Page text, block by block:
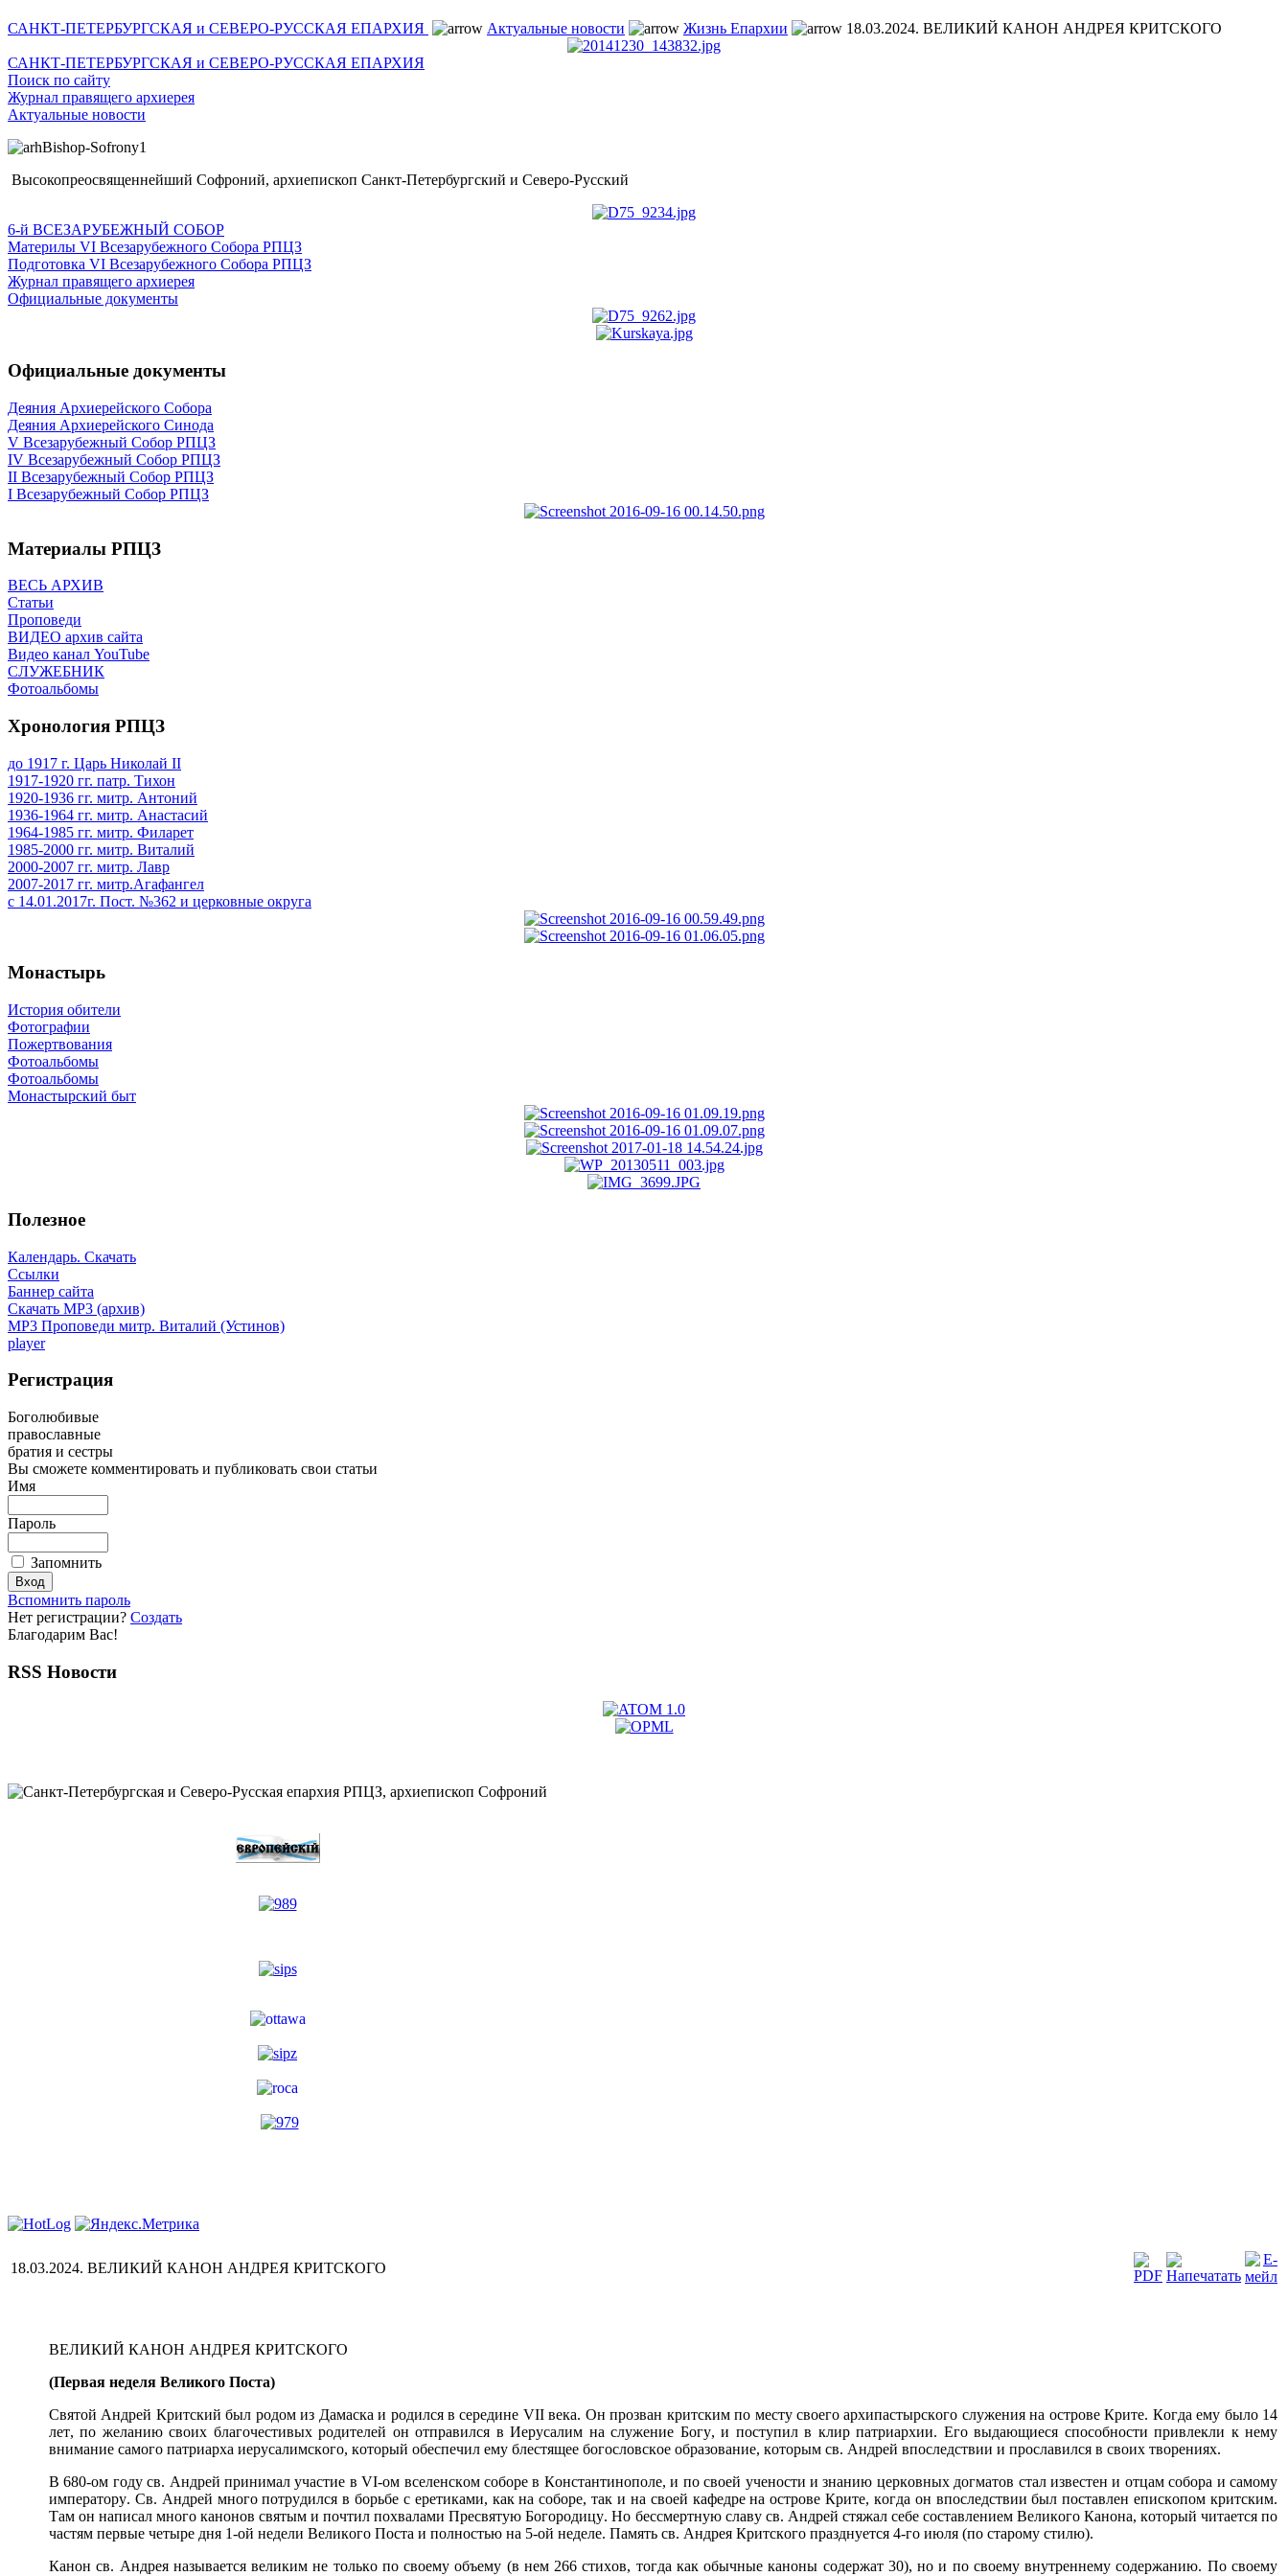
САНКТ-ПЕТЕРБУРГСКАЯ и СЕВЕРО-РУССКАЯ ЕПАРХИЯ Актуальные новости Жизнь Епархии 18.03.2024. ВЕЛИКИЙ КАНОН АНДРЕЯ КРИТСКОГО
САНКТ-ПЕТЕРБУРГСКАЯ и СЕВЕРО-РУССКАЯ ЕПАРХИЯ
Поиск по сайту
Журнал правящего архиерея
Актуальные новости
Высокопреосвященнейший Софроний, архиепископ Санкт-Петербургский и Северо-Русский
6-й ВСЕЗАРУБЕЖНЫЙ СОБОР
Материлы VI Всезарубежного Собора РПЦЗ
Подготовка VI Всезарубежного Собора РПЦЗ
Журнал правящего архиерея
Официальные документы
Официальные документы
Деяния Архиерейского Собора
Деяния Архиерейского Синода
V Всезарубежный Собор РПЦЗ
IV Всезарубежный Собор РПЦЗ
II Всезарубежный Собор РПЦЗ
I Всезарубежный Собор РПЦЗ
Материалы РПЦЗ
ВЕСЬ АРХИВ
Статьи
Проповеди
ВИДЕО архив сайта
Видео канал YouTube
СЛУЖЕБНИК
Фотоальбомы
Хронология РПЦЗ
до 1917 г. Царь Николай II
1917-1920 гг. патр. Тихон
1920-1936 гг. митр. Антоний
1936-1964 гг. митр. Анастасий
1964-1985 гг. митр. Филарет
1985-2000 гг. митр. Виталий
2000-2007 гг. митр. Лавр
2007-2017 гг. митр.Агафангел
с 14.01.2017г. Пост. №362 и церковные округа
Монастырь
История обители
Фотографии
Пожертвования
Фотоальбомы
Фотоальбомы
Монастырский быт
Полезное
Календарь. Скачать
Ссылки
Баннер сайта
Скачать MP3 (архив)
MP3 Проповеди митр. Виталий (Устинов)
player
Регистрация
Боголюбивые
православные
братия и сестры
Вы сможете комментировать и публиковать свои статьи
Имя
Пароль
Запомнить
Вспомнить пароль
Нет регистрации? Создать
Благодарим Вас!
RSS Новости
18.03.2024. ВЕЛИКИЙ КАНОН АНДРЕЯ КРИТСКОГО
ВЕЛИКИЙ КАНОН АНДРЕЯ КРИТСКОГО
(Первая неделя Великого Поста)
Святой Андрей Критский был родом из Дамаска и родился в середине VII века. Он прозван критским по месту своего архипастырского служения на острове Крите. Когда ему было 14
лет, по желанию своих благочестивых родителей он отправился в Иерусалим на служение Богу, и поступил в клир патриархии. Его выдающиеся способности привлекли к нему
внимание самого патриарха иерусалимского, который обеспечил ему блестящее богословское образование, которым св. Андрей впоследствии и прославился в своих творениях.
В 680-ом году св. Андрей принимал участие в VI-ом вселенском соборе в Константинополе, и по своей учености и знанию церковных догматов стал известен и отцам собора и самому
императору. Св. Андрей много потрудился в борьбе с еретиками, как на соборе, так и на своей кафедре на острове Крите, когда он впоследствии был поставлен епископом критским.
Там он написал много канонов святым и почтил похвалами Пресвятую Богородицу. Но бессмертную славу св. Андрей стяжал себе составлением Великого Канона, который читается по
частям первые четыре дня 1-ой недели Великого Поста и полностью на 5-ой неделе. Память св. Андрея Критского празднуется 4-го июля (по старому стилю).
Канон св. Андрея называется великим не только по своему объему (в нем 266 стихов, тогда как обычные каноны содержат 30), но и по своему внутреннему содержанию. По своему